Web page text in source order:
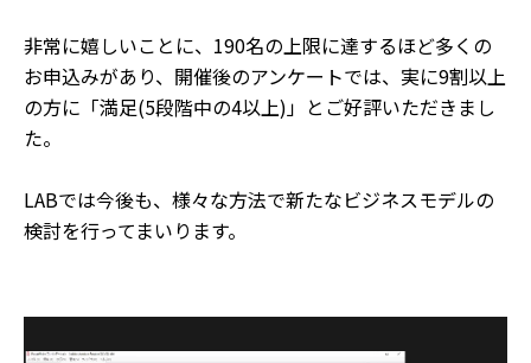
非常に嬉しいことに、190名の上限に達するほど多くの
お申込みがあり、開催後のアンケートでは、実に9割以上
の方に「満足(5段階中の4以上)」とご好評いただきまし
た。
LABでは今後も、様々な方法で新たなビジネスモデルの
検討を行ってまいります。